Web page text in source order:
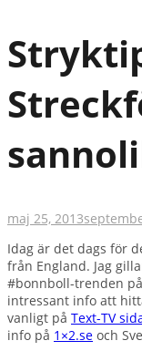
maj 25, 2013
Idag är det dags för
från England. Jag
#bonnboll-trenden
intressant info att
vanligt på Text-TV
info på 1×2.se och